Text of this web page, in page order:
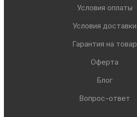
Условия оплаты
Условия доставки
Гарантия на товар
Оферта
Блог
Вопрос-ответ